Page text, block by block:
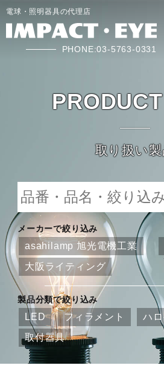
電球・照明器具の代理店
PHONE:03-5763-0331
取り扱い
メーカーで絞り込み
asahilamp 旭光電機工業
大阪ライティング
製品分類で絞り込み
LED フィラメント ハ
取付器具